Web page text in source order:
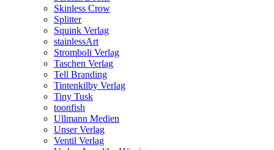
Skinless Crow
Splitter
Squink Verlag
stainlessArt
Stromboli Verlag
Taschen Verlag
Tell Branding
Tintenkilby Verlag
Tiny Tusk
toonfish
Ullmann Medien
Unser Verlag
Ventil Verlag